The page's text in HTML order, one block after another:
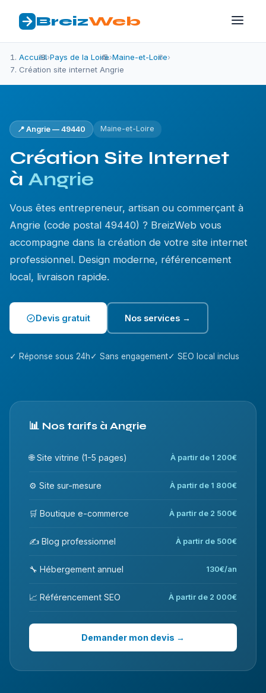
BreizWeb
Accueil›Pays de la Loire›Maine-et-Loire›
Création site internet Angrie
📍 Angrie — 49440 Maine-et-Loire
Création Site Internet
à Angrie
Vous êtes entrepreneur, artisan ou commerçant à
Angrie (code postal 49440) ? BreizWeb vous
accompagne dans la création de votre site internet
professionnel. Design moderne, référencement
local, livraison rapide.
Devis gratuit Nos services →
✓ Réponse sous 24h✓ Sans engagement✓ SEO local inclus
📊 Nos tarifs à Angrie
🌐 Site vitrine (1-5 pages) À partir de 1 200€
⚙️ Site sur-mesure À partir de 1 800€
🛒 Boutique e-commerce À partir de 2 500€
✍️ Blog professionnel À partir de 500€
🔧 Hébergement annuel 130€/an
📈 Référencement SEO À partir de 2 000€
Demander mon devis →